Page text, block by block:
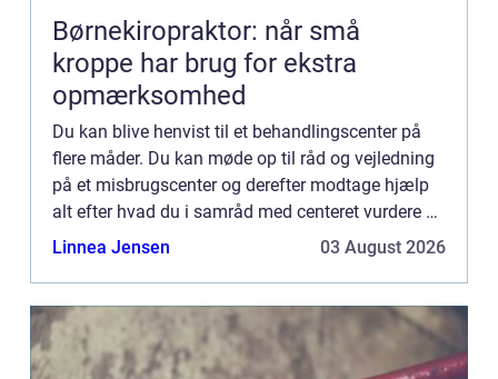
Børnekiropraktor: når små
kroppe har brug for ekstra
opmærksomhed
Du kan blive henvist til et behandlingscenter på
flere måder. Du kan møde op til råd og vejledning
på et misbrugscenter og derefter modtage hjælp
alt efter hvad du i samråd med centeret vurdere er
bedst for dig. Du kan gå til din læge, som kan
Linnea Jensen 03 August 2026